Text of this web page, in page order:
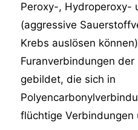
Peroxy-, Hydroperoxy-
(aggressive
Krebs auslösen
Furanverbindungen
gebildet, die sich in
flüchtige Verbindungen